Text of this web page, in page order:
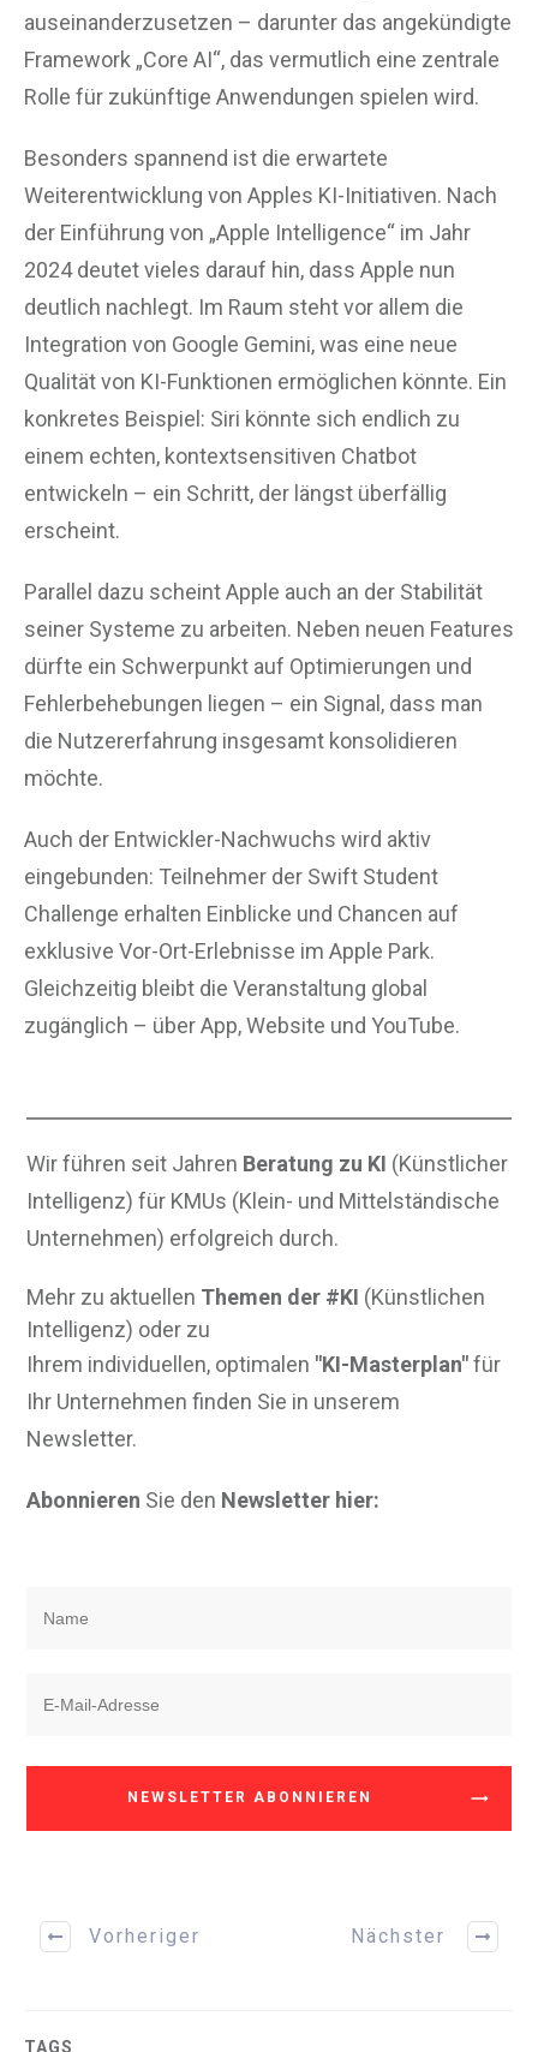
auseinanderzusetzen – darunter das angekündigte
Framework „Core AI“, das vermutlich eine zentrale
Rolle für zukünftige Anwendungen spielen wird.
Besonders spannend ist die erwartete
Weiterentwicklung von Apples KI-Initiativen. Nach
der Einführung von „Apple Intelligence“ im Jahr
2024 deutet vieles darauf hin, dass Apple nun
deutlich nachlegt. Im Raum steht vor allem die
Integration von Google Gemini, was eine neue
Qualität von KI-Funktionen ermöglichen könnte. Ein
konkretes Beispiel: Siri könnte sich endlich zu
einem echten, kontextsensitiven Chatbot
entwickeln – ein Schritt, der längst überfällig
erscheint.
Parallel dazu scheint Apple auch an der Stabilität
seiner Systeme zu arbeiten. Neben neuen Features
dürfte ein Schwerpunkt auf Optimierungen und
Fehlerbehebungen liegen – ein Signal, dass man
die Nutzererfahrung insgesamt konsolidieren
möchte.
Auch der Entwickler-Nachwuchs wird aktiv
eingebunden: Teilnehmer der Swift Student
Challenge erhalten Einblicke und Chancen auf
exklusive Vor-Ort-Erlebnisse im Apple Park.
Gleichzeitig bleibt die Veranstaltung global
zugänglich – über App, Website und YouTube.
Wir führen seit Jahren Beratung zu KI (Künstlicher
Intelligenz) für KMUs (Klein- und Mittelständische
Unternehmen) erfolgreich durch.
Mehr zu aktuellen Themen der #KI (Künstlichen
Intelligenz) oder zu
Ihrem individuellen, optimalen "KI-Masterplan"für
Ihr Unternehmen finden Sie in unserem
Newsletter.
Abonnieren Sie den Newsletter hier:
NEWSLETTER ABONNIEREN
Vorheriger Nächster
TAGS